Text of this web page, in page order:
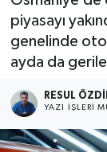
piyasayı
genelinde
ayda da
RESUL
YAZI İŞLERI